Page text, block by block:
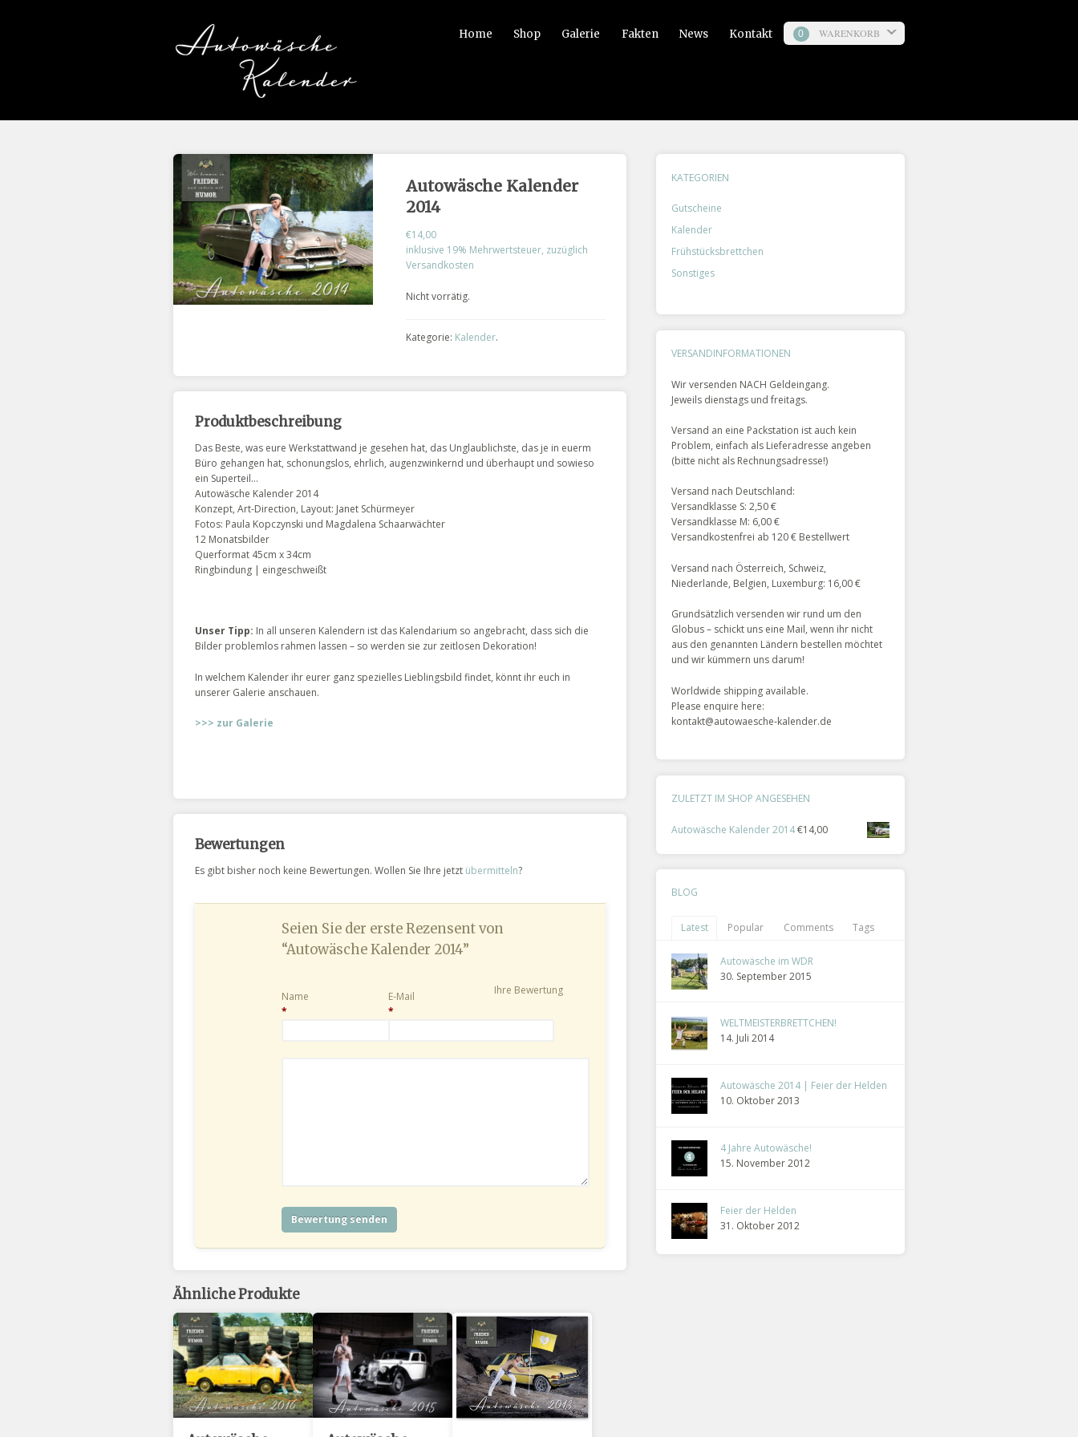
0 WARENKORB
Home Shop Galerie Fakten News Kontakt
Autowäsche Kalender
2014
€14,00
inklusive 19% Mehrwertsteuer, zuzüglich
Versandkosten
Nicht vorrätig.
Kategorie: Kalender.
Produktbeschreibung
Das Beste, was eure Werkstattwand je gesehen hat, das Unglaublichste, das je in euerm
Büro gehangen hat, schonungslos, ehrlich, augenzwinkernd und überhaupt und sowieso
ein Superteil…
Autowäsche Kalender 2014
Konzept, Art-Direction, Layout: Janet Schürmeyer
Fotos: Paula Kopczynski und Magdalena Schaarwächter
12 Monatsbilder
Querformat 45cm x 34cm
Ringbindung | eingeschweißt
Unser Tipp: In all unseren Kalendern ist das Kalendarium so angebracht, dass sich die
Bilder problemlos rahmen lassen – so werden sie zur zeitlosen Dekoration!
In welchem Kalender ihr eurer ganz spezielles Lieblingsbild findet, könnt ihr euch in
unserer Galerie anschauen.
>>> zur Galerie
Bewertungen
Es gibt bisher noch keine Bewertungen. Wollen Sie Ihre jetzt übermitteln?
Seien Sie der erste Rezensent von
“Autowäsche Kalender 2014”
Name
*
E-Mail
*
Ihre Bewertung
Ähnliche Produkte
KATEGORIEN
Gutscheine
Kalender
Frühstücks­brettchen
Sonstiges
VERSANDINFORMATIONEN
Wir versenden NACH Geldeingang.
Jeweils dienstags und freitags.
Versand an eine Packstation ist auch kein
Problem, einfach als Lieferadresse angeben
(bitte nicht als Rechnungsadresse!)
Versand nach Deutschland:
Versandklasse S: 2,50 €
Versandklasse M: 6,00 €
Versandkostenfrei ab 120 € Bestellwert
Versand nach Österreich, Schweiz,
Niederlande, Belgien, Luxemburg: 16,00 €
Grundsätzlich versenden wir rund um den
Globus – schickt uns eine Mail, wenn ihr nicht
aus den genannten Ländern bestellen möchtet
und wir kümmern uns darum!
Worldwide shipping available.
Please enquire here:
kontakt@autowaesche-kalender.de
ZULETZT IM SHOP ANGESEHEN
Autowäsche Kalender 2014€14,00
BLOG
Latest Popular Comments Tags
Autowäsche im WDR
30. September 2015
WELTMEISTERBRETTCHEN!
14. Juli 2014
Autowäsche 2014 | Feier der Helden
10. Oktober 2013
4 Jahre Autowäsche!
15. November 2012
Feier der Helden
31. Oktober 2012